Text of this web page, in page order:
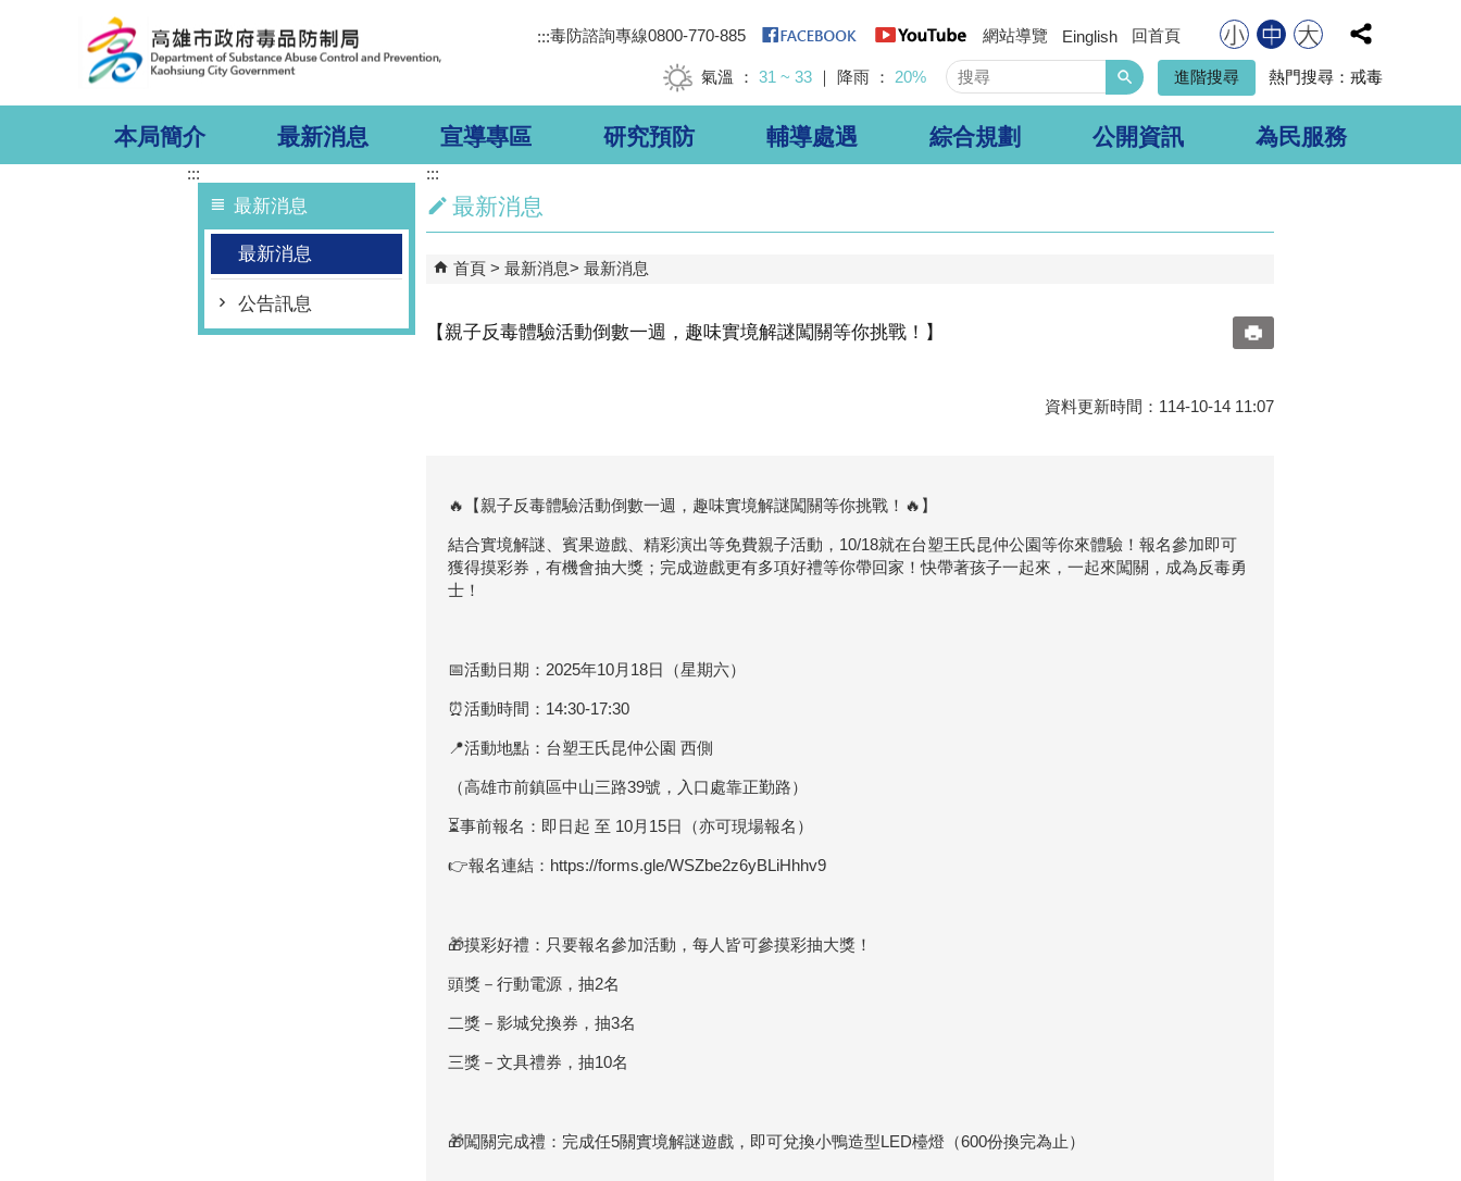
跳到主要內容區塊
:::毒防諮詢專線0800-770-885 網站導覽 Einglish 回首頁
氣溫 31 ~ 33 降雨 20%
搜
尋
進階搜尋 熱門搜尋： 戒毒
本局簡介 最新消息 宣導專區 研究預防 輔導處遇 綜合規劃 公開資訊 為民服務
:::
最新消息
最新消息
公告訊息
:::
最新消息
首頁 最新消息 最新消息
【親子反毒體驗活動倒數一週，趣味實境解謎闖關等你挑戰！】
資料更新時間：114-10-14 11:07
🔥【親子反毒體驗活動倒數一週，趣味實境解謎闖關等你挑戰！🔥】
結合實境解謎、賓果遊戲、精彩演出等免費親子活動，10/18就在台塑王氏昆仲公園等你來體驗！報名參加即可
獲得摸彩券，有機會抽大獎；完成遊戲更有多項好禮等你帶回家！快帶著孩子一起來，一起來闖關，成為反毒勇
士！
📅活動日期：2025年10月18日（星期六）
⏰活動時間：14:30-17:30
📍活動地點：台塑王氏昆仲公園 西側
（高雄市前鎮區中山三路39號，入口處靠正勤路）
⏳️事前報名：即日起 至 10月15日（亦可現場報名）
👉報名連結：https://forms.gle/WSZbe2z6yBLiHhhv9
🎁摸彩好禮：只要報名參加活動，每人皆可參摸彩抽大獎！
頭獎－行動電源，抽2名
二獎－影城兌換券，抽3名
三獎－文具禮券，抽10名
🎁闖關完成禮：完成任5關實境解謎遊戲，即可兌換小鴨造型LED檯燈（600份換完為止）